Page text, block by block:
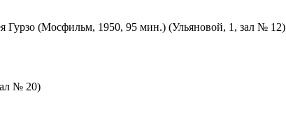
Гурзо (Мосфильм, 1950, 95 мин.) (Ульяновой, 1, зал № 12)
№ 20)